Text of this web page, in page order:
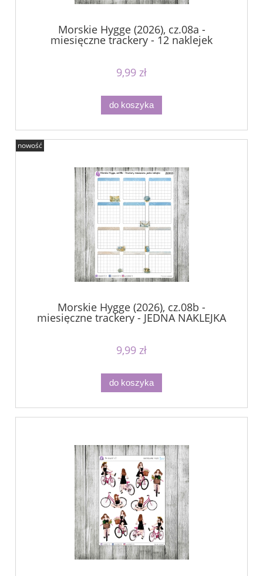
Morskie Hygge (2026), cz.08a -
miesięczne trackery - 12 naklejek
9,99 zł
do koszyka
Morskie Hygge (2026), cz.08b -
miesięczne trackery - JEDNA NAKLEJKA
9,99 zł
do koszyka
nowość